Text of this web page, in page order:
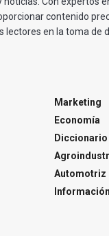
contenido
lectores en la toma de
Marketing
Economía
Automotriz